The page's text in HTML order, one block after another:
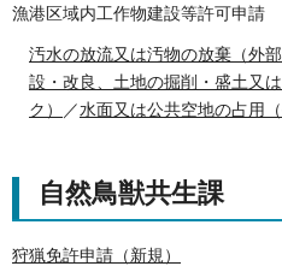
漁港区域内工作物建設等許可申請
汚水の放流又は汚物の放棄（外部
設・改良、土地の掘削・盛土又
ク）
／水面又は公共空地の占用
自然鳥獣共生課
狩猟免許申請（新規）